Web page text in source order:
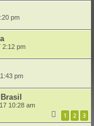
pm
2:12 pm
pm
10:28 am
1 2 3